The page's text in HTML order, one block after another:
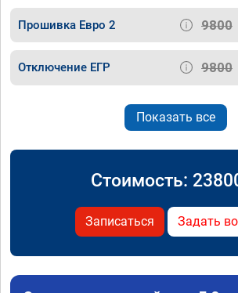
Прошивка Евро 2 9800
Отключение ЕГР 9800
Показать все
Стоимость:
Записаться Задать